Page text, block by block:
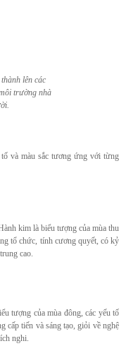
lên các
trường nhà
và màu sắc tương ứng với từng
kim là biểu tượng của mùa thu
tổ chức, tính cương quyết, có kỷ
cao.
tượng của mùa đông, các yếu tố
cấp tiến và sáng tạo, giỏi về nghệ
nghi.